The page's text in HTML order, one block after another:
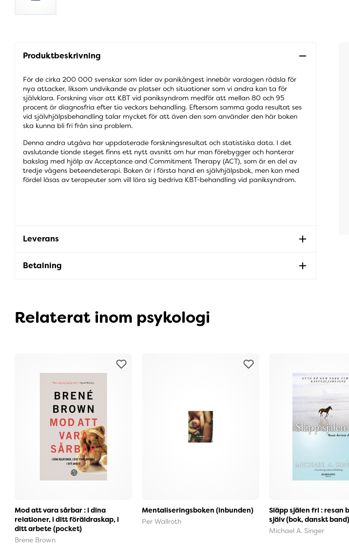
Produktbeskrivning
För de cirka 200 000 svenskar som lider av panikångest innebär vardagen rädsla för
nya attacker, liksom undvikande av platser och situationer som vi andra kan ta för
självklara. Forskning visar att KBT vid paniksyndrom medför att mellan 80 och 95
procent är diagnosfria efter tio veckors behandling. Eftersom samma goda resultat ses
vid självhjälpsbehandling talar mycket för att även den som använder den här boken
ska kunna bli fri från sina problem.
Denna andra utgåva har uppdaterade forskningsresultat och statistiska data. I det
avslutande tionde steget finns ett nytt avsnitt om hur man förebygger och hanterar
bakslag med hjälp av Acceptance and Commitment Therapy (ACT), som är en del av
tredje vågens beteendeterapi. Boken är i första hand en självhjälpsbok, men kan med
fördel läsas av terapeuter som vill lära sig bedriva KBT-behandling vid paniksyndrom.
Leverans
Betalning
Relaterat inom psykologi
Mod att vara sårbar : i dina
relationer, i ditt föräldraskap, i
ditt arbete (pocket)
Brene Brown
Mentaliseringsboken (inbunden)
Per Wallroth
Släpp själen fri : resan
själv (bok, danskt band)
Michael A. Singer